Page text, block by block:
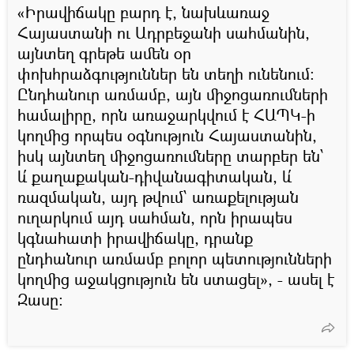
«Իրավիճակը բարդ է, նախևառաջ
Հայաստանի ու Ադրբեջանի սահմանին,
այնտեղ գրեթե ամեն օր
փոխհրաձգություններ են տեղի ունենում։
Ընդհանուր առմամբ, այն միջոցառումների
համալիրը, որն առաջարկվում է ՀԱՊԿ-ի
կողմից որպես օգնություն Հայաստանին,
իսկ այնտեղ միջոցառումները տարբեր են՝
և՛ քաղաքական-դիվանագիտական, և՛
ռազմական, այդ թվում՝ առաքելության
ուղարկում այդ սահման, որն իրապես
կգնահատի իրավիճակը, դրանք
ընդհանուր առմամբ բոլոր պետությունների
կողմից աջակցություն են ստացել», - ասել է
Զասը։